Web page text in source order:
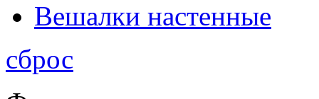
Вешалки настенные
сброс